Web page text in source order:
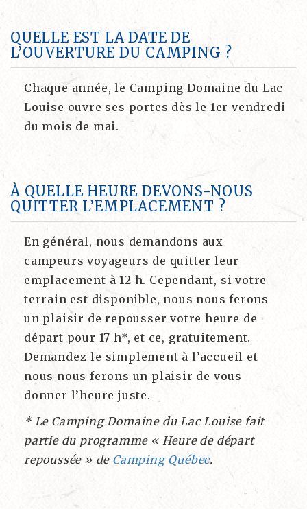
QUELLE EST LA DATE DE
L’OUVERTURE DU CAMPING ?
Chaque année, le Camping Domaine du Lac
Louise ouvre ses portes dès le 1er vendredi
du mois de mai.
À QUELLE HEURE DEVONS-NOUS
QUITTER L’EMPLACEMENT ?
En général, nous demandons aux
campeurs voyageurs de quitter leur
emplacement à 12 h. Cependant, si votre
terrain est disponible, nous nous ferons
un plaisir de repousser votre heure de
départ pour 17 h*, et ce, gratuitement.
Demandez-le simplement à l’accueil et
nous nous ferons un plaisir de vous
donner l’heure juste.
* Le Camping Domaine du Lac Louise fait
partie du programme « Heure de départ
repoussée » de Camping Québec.